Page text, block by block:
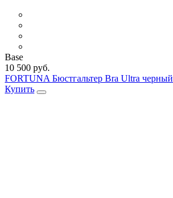
Base
10 500 руб.
FORTUNA Бюстгальтер Bra Ultra черный
Купить